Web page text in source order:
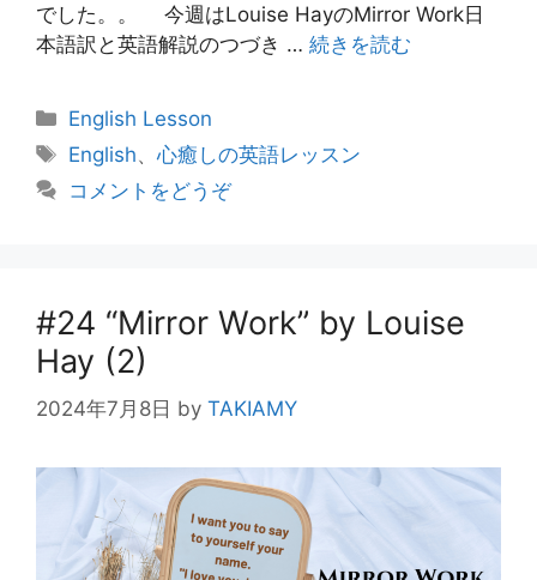
でした。。 今週はLouise HayのMirror Work日
本語訳と英語解説のつづき … 続きを読む
カ
テ
リ
English Lesson
タ
English、心癒しの英語レッスン
コメントをどうぞ
#24 “Mirror Work” by Louise
Hay (2)
2024年7月8日 by TAKIAMY